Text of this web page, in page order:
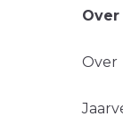
Over
Over